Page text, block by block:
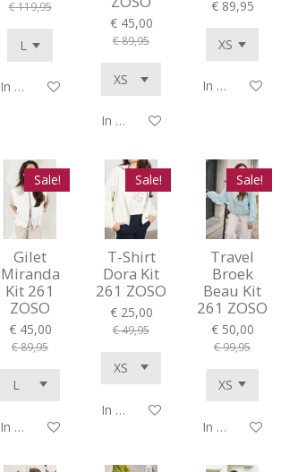
€ 119,95
In winkelwagen
€ 45,00
€ 89,95
In winkelwagen
€ 89,95
In
Sale!
Gilet
Miranda
Kit 261
ZOSO
€ 45,00
€ 89,95
In winkelwagen
Sale!
T-Shirt
Dora Kit
261 ZOSO
€ 25,00
€ 49,95
In winkelwagen
Sale!
Travel
Broek
Beau Kit
261 ZOSO
€ 50,00
€ 99,95
In